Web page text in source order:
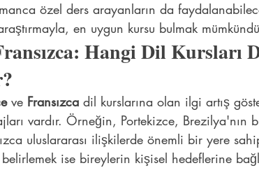
özel ders arayanların da
en uygun kursu bulmak
Hangi Dil Kursları
ve Fransızca dil kurslarına olan ilgi artış
vardır. Örneğin, Portekizce, Brezilya'nın
uluslararası ilişkilerde önemli bir yere
ise bireylerin kişisel hedeflerine